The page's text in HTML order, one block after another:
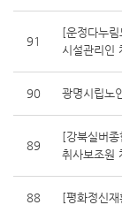
91
[운정다누
시설관리인
90 광명시립노
89
[강북실버
취사보조원
88 [평화정신